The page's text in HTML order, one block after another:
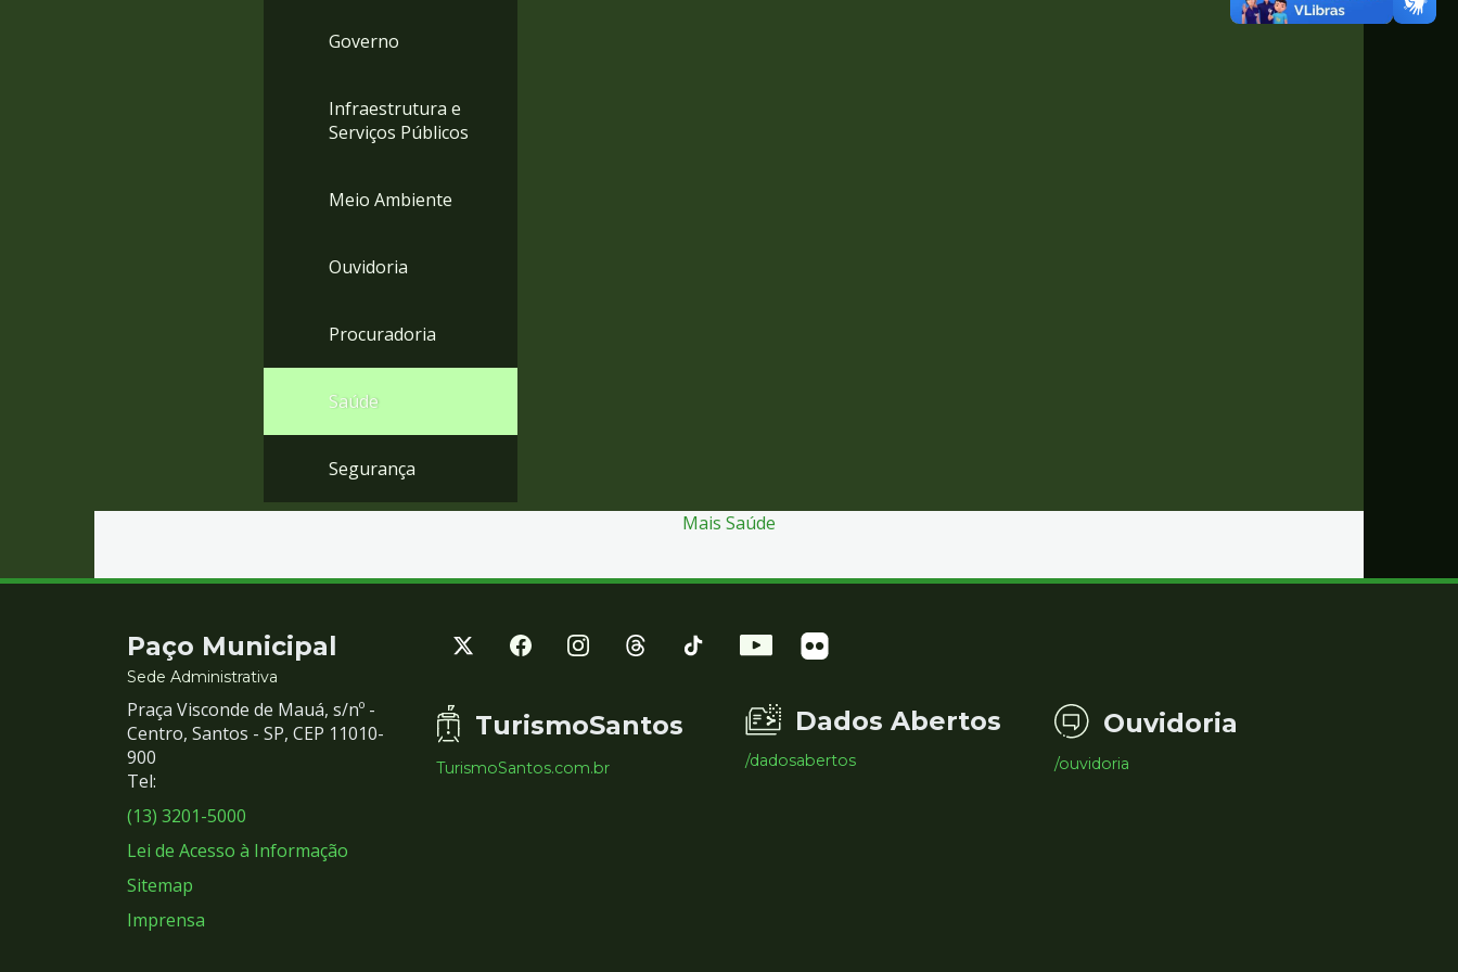
Governo
Infraestrutura e
Serviços Públicos
Meio Ambiente
Ouvidoria
Procuradoria
Saúde
Segurança
Mais Saúde
Contato
e
Redes
Sociais
Paço Municipal
Sede Administrativa
Praça Visconde de Mauá, s/nº -
Centro, Santos - SP, CEP 11010-
900
Tel:
(13) 3201-5000
Lei de Acesso à Informação
Sitemap
Imprensa
TurismoSantos
TurismoSantos.com.br
Dados Abertos
/dadosabertos
Ouvidoria
/ouvidoria